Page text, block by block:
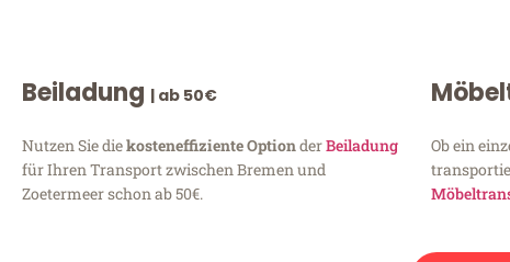
Beiladung | ab 50€
Nutzen Sie diekosteneffiziente OptionderBeiladung
für Ihren Transport zwischen Bremen und
Zoetermeer schon ab 50€.
Ob ein